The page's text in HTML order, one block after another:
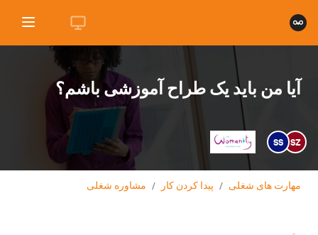
آیا من باید یک طراح آموزشی باشم؟
SZ
SS
مهارت های شغلی / پیدا کردن کار / مشاوره شغلی